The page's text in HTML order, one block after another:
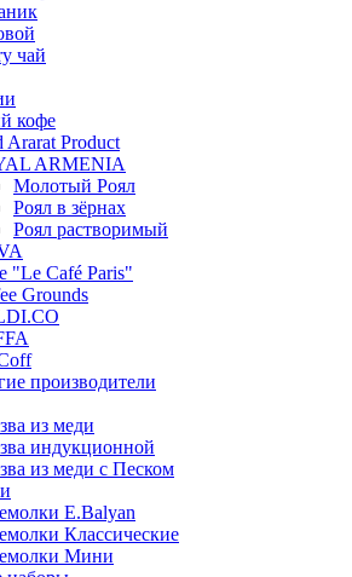
чай
кофе
Ararat Product
ARMENIA
Молотый Роял
Роял в зёрнах
Роял растворимый
"Le Café Paris"
Grounds
производители
из меди
индукционной
из меди с Песком
E.Balyan
Классические
Мини